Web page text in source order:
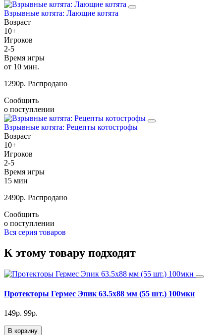
Взрывные котята: Лающие котята
Возраст
10+
Игроков
2-5
Время игры
от 10 мин.
1290р. Распродано
Сообщить
о поступлении
Взрывные котята: Рецепты котострофы
Возраст
10+
Игроков
2-5
Время игры
15 мин
2490р. Распродано
Сообщить
о поступлении
Вся серия товаров
К этому товару подходят
Протекторы Гермес Эпик 63.5х88 мм (55 шт.) 100мкн
149р. 99р.
В корзину